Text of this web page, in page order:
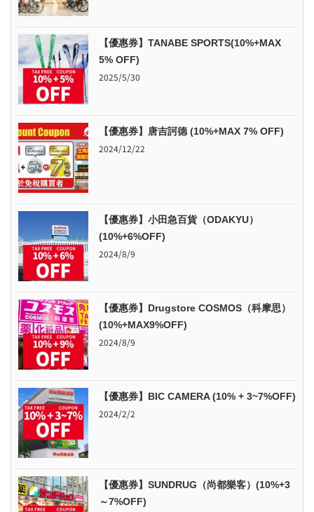
【優惠券】TANABE SPORTS(10%+MAX
5% OFF)
2025/5/30
【優惠券】唐吉訶德 (10%+MAX 7% OFF)
2024/12/22
【優惠券】小田急百貨（ODAKYU）
(10%+6%OFF)
2024/8/9
【優惠券】Drugstore COSMOS（科摩思）
(10%+MAX9%OFF)
2024/8/9
【優惠券】BIC CAMERA (10% + 3~7%OFF)
2024/2/2
【優惠券】SUNDRUG（尚都樂客）(10%+3
～7%OFF)